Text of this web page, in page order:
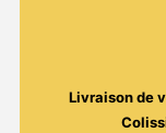
Livraison de